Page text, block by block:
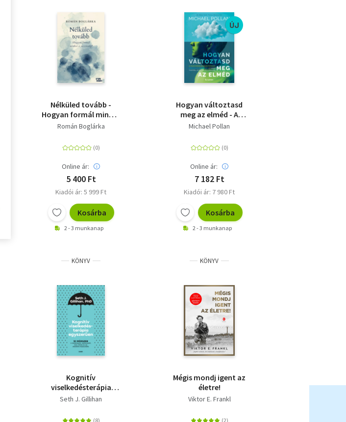
Nélküled tovább -
Hogyan formál minket
a veszteség?
Román Boglárka
Online ár:
5 400 Ft
Kiadói ár: 5 999 Ft
Kosárba
2 - 3 munkanap
ÚJ
Hogyan változtasd
meg az elméd - A
pszichedelikus
eredményei az emberi
tudatról, az életről és
a halálról
Michael Pollan
Online ár:
7 182 Ft
Kiadói ár: 7 980 Ft
Kosárba
2 - 3 munkanap
KÖNYV
Kognitív
viselkedésterápia
egyszerűen - 10
depresszió, düh, pánik
Seth J. Gillihan
KÖNYV
Mégis mondj igent az
életre!
Viktor E. Frankl